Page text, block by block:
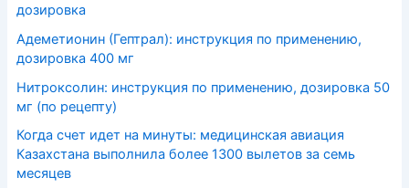
дозировка
Адеметионин (Гептрал): инструкция по применению,
дозировка 400 мг
Нитроксолин: инструкция по применению, дозировка 50
мг (по рецепту)
Когда счет идет на минуты: медицинская авиация
Казахстана выполнила более 1300 вылетов за семь
месяцев